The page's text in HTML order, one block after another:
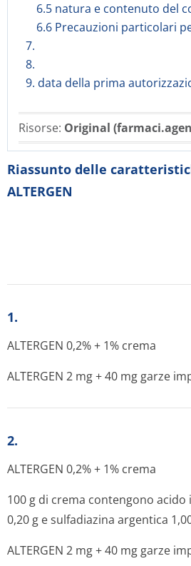
6.5 natura e contenuto del
6.6 Precauzioni particolari
7.
8.
9. data della prima
Risorse: Original
Riassunto delle
ALTERGEN
1.
ALTERGEN 0,2% + 1% crema
ALTERGEN 2 mg + 40 mg garze
2.
ALTERGEN 0,2% + 1% crema
100 g di crema contengono
0,20 g e sulfadiazina argentica
ALTERGEN 2 mg + 40 mg garze